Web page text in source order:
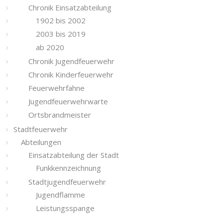
Chronik Einsatzabteilung
1902 bis 2002
2003 bis 2019
ab 2020
Chronik Jugendfeuerwehr
Chronik Kinderfeuerwehr
Feuerwehrfahne
Jugendfeuerwehrwarte
Ortsbrandmeister
Stadtfeuerwehr
Abteilungen
Einsatzabteilung der Stadt
Funkkennzeichnung
Stadtjugendfeuerwehr
Jugendflamme
Leistungsspange